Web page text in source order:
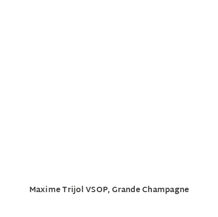
Maxime Trijol VSOP, Grande Champagne